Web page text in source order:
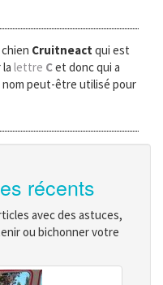
Cruitneact qui est
lettre Cet donc qui a
nom peut-être utilisé pour
récents
avec des astuces,
ou bichonner votre